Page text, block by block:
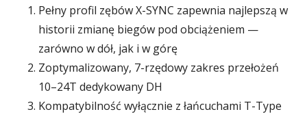
Pełny profil zębów X-SYNC zapewnia najlepszą w
historii zmianę biegów pod obciążeniem —
zarówno w dół, jak i w górę
Zoptymalizowany, 7-rzędowy zakres przełożeń
10–24T dedykowany DH
Kompatybilność wyłącznie z łańcuchami T-Type